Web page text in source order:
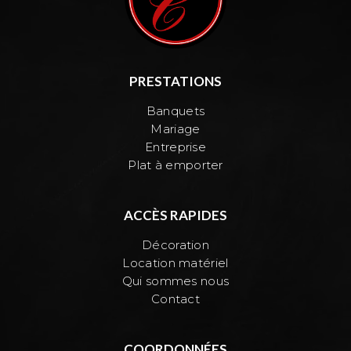
PRESTATIONS
Banquets
Mariage
Entreprise
Plat à emporter
ACCÈS RAPIDES
Décoration
Location matériel
Qui sommes nous
Contact